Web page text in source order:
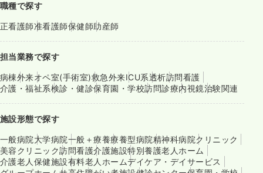
職種で探す
正看護師准看護師保健師助産師
担当業務で探す
病棟外来オペ室(手術室)救急外来ICU系透析訪問看護
介護・福祉系検診・健診保育園・学校訪問診療内視鏡治験関連
施設形態で探す
一般病院大学病院一般＋療養療養型病院精神科病院クリニック
美容クリニック訪問看護介護施設特別養護老人ホーム
介護老人保健施設有料老人ホームデイケア・デイサービス